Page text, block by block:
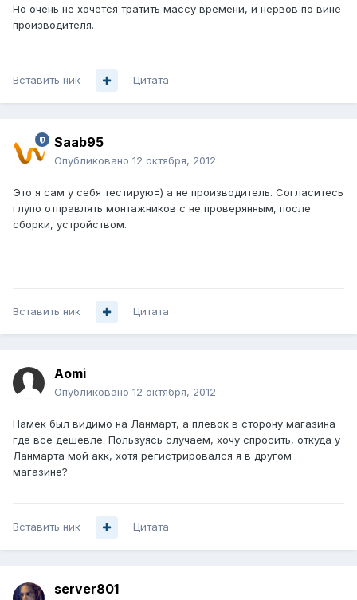
Но очень не хочется тратить массу времени, и нервов по вине
производителя.
Вставить ник Цитата
Saab95
Опубликовано 12 октября, 2012
Это я сам у себя тестирую=) а не производитель. Согласитесь
глупо отправлять монтажников с не проверянным, после
сборки, устройством.
Вставить ник Цитата
Aomi
Опубликовано 12 октября, 2012
Намек был видимо на Ланмарт, а плевок в сторону магазина
где все дешевле. Пользуясь случаем, хочу спросить, откуда у
Ланмарта мой акк, хотя регистрировался я в другом
магазине?
Вставить ник Цитата
server801